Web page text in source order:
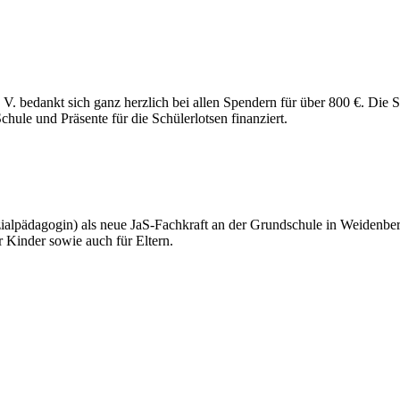
bedankt sich ganz herzlich bei allen Spendern für über 800 €.
und Präsente für die Schülerlotsen finanziert.
als neue JaS-Fachkraft an der Grundschule in
Kinder sowie auch für Eltern.